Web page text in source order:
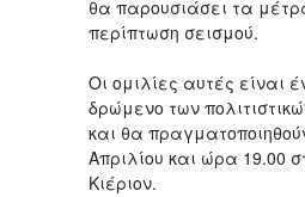
θα παρουσιάσει τα
περίπτωση σεισμού.
Οι ομιλίες αυτές είναι
δρώμενο των
και θα
Απριλίου και ώρα 19.00
Κιέριον.